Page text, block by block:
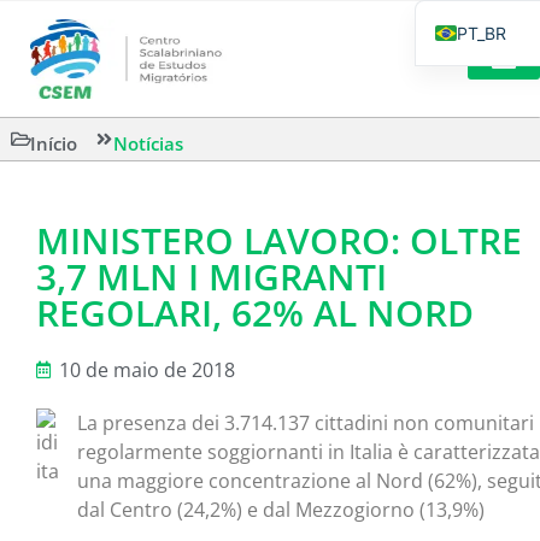
Início Notícias
MINISTERO LAVORO: OLTRE
3,7 MLN I MIGRANTI
REGOLARI, 62% AL NORD
10 de maio de 2018
La presenza dei 3.714.137 cittadini non comunitari
regolarmente soggiornanti in Italia è
una maggiore concentrazione al Nord (62%),
dal Centro (24,2%) e dal Mezzogiorno (13,9%)
PT_BR
EN
IT